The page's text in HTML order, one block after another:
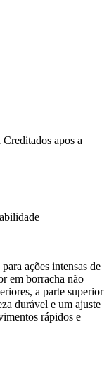
Creditados apos a
ações intensas de
em borracha não
a parte superior
durável e um ajuste
rápidos e